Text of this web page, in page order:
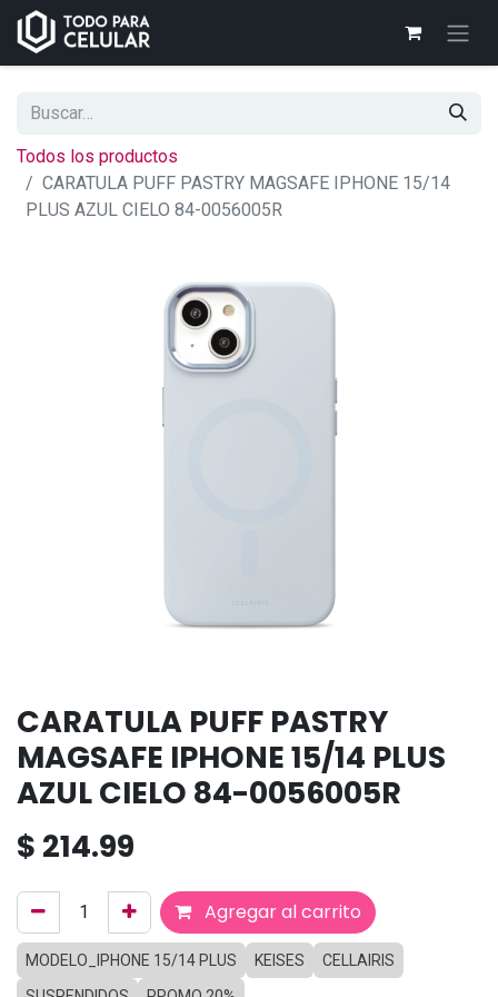
Todos los productos
CARATULA PUFF PASTRY MAGSAFE IPHONE 15/14
PLUS AZUL CIELO 84-0056005R
CARATULA PUFF PASTRY
MAGSAFE IPHONE 15/14 PLUS
AZUL CIELO 84-0056005R
$ 214.99
Agregar al carrito
MODELO_IPHONE 15/14 PLUS KEISES
CELLAIRIS